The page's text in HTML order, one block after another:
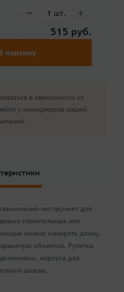
515
в зависимости от
у менеджеров нашей
инструмент для
строительных или
можно измерять длину,
объектов. Рулетка
корпуса для
шкалы.